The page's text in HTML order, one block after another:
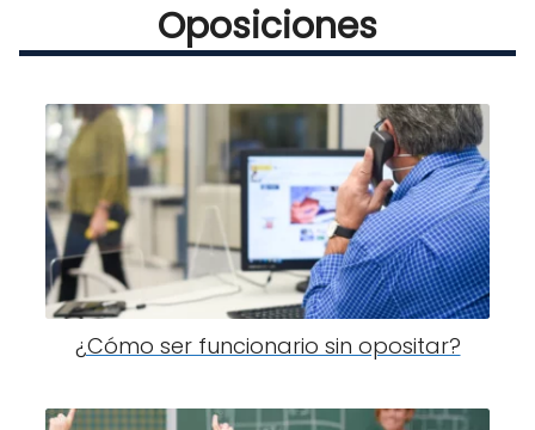
Oposiciones
¿Cómo ser funcionario sin opositar?